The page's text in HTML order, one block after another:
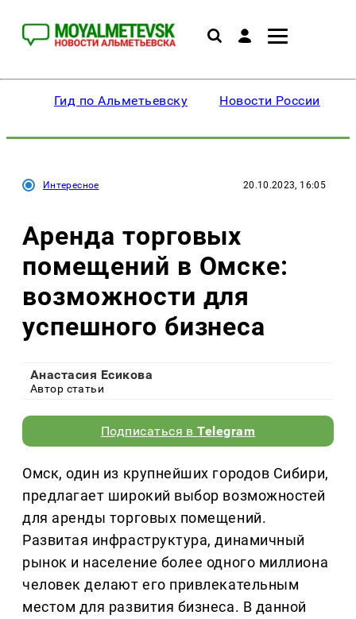
Гид по Альметьевску Новости России
Интересное 20.10.2023, 16:05
Аренда торговых
помещений в Омске:
возможности для
успешного бизнеса
Анастасия Есикова
Автор статьи
Подписаться вTelegram
Омск, один из крупнейших городов Сибири,
предлагает широкий выбор возможностей
для аренды торговых помещений.
Развитая инфраструктура, динамичный
рынок и население более одного миллиона
человек делают его привлекательным
местом для развития бизнеса. В данной